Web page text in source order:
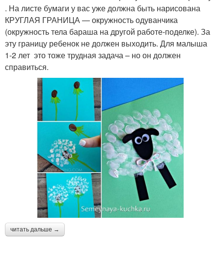
. На листе бумаги у вас уже должна быть нарисована
КРУГЛАЯ ГРАНИЦА — окружность одуванчика
(окружность тела бараша на другой работе-поделке). За
эту границу ребенок не должен выходить. Для малыша
1-2 лет это тоже трудная задача – но он должен
справиться.
читать дальше →